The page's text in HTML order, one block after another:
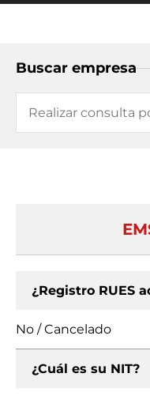
Buscar empresa
¿Registro RUES
No / Cancelado
¿Cuál es su NIT?